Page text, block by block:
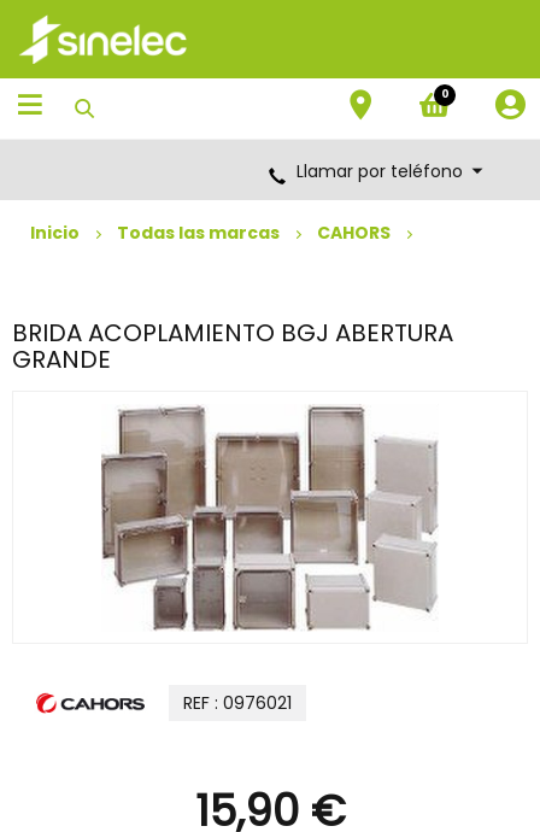
Saltar
contenido
Saltar
menú
de
navegación
0
Llamar por teléfono
Inicio Todas las marcas CAHORS
BRIDA ACOPLAMIENTO BGJ ABERTURA
GRANDE
REF : 0976021
15,90 €